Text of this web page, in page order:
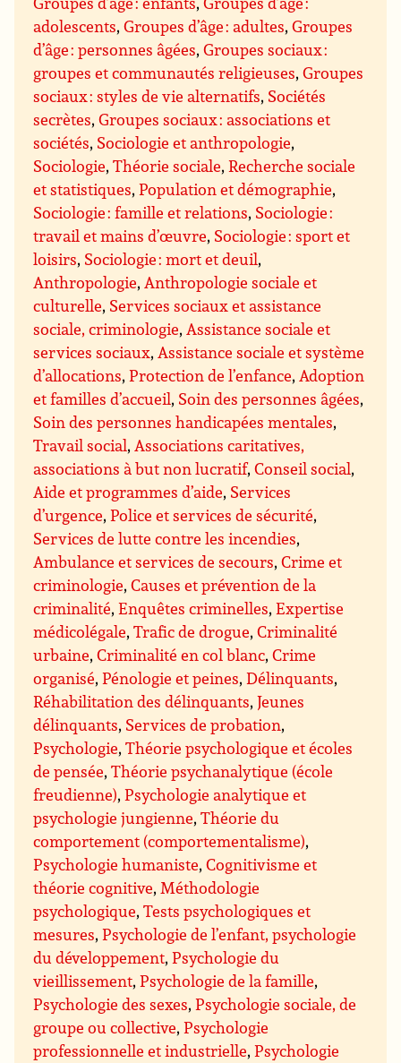
adolescents,Groupes d’âge : adultes,Groupes
d’âge : personnes âgées,Groupes sociaux :
groupes et communautés religieuses,Groupes
sociaux : styles de vie alternatifs, Sociétés
secrètes,Groupes sociaux : associations et
sociétés, Sociologie et anthropologie,
Sociologie,Théorie sociale,Recherche sociale
et statistiques,Population et démographie,
Sociologie : famille et relations, Sociologie :
travail et mains d’œuvre, Sociologie : sport et
loisirs, Sociologie : mort et deuil,
Anthropologie,Anthropologie sociale et
culturelle, Services sociaux et assistance
sociale, criminologie,Assistance sociale et
services sociaux,Assistance sociale et système
d’allocations,Protection de l’enfance,Adoption
et familles d’accueil, Soin des personnes âgées,
Soin des personnes handicapées mentales,
Travail social,Associations caritatives,
associations à but non lucratif,Conseil social,
Aide et programmes d’aide, Services
d’urgence,Police et services de sécurité,
Services de lutte contre les incendies,
Ambulance et services de secours,Crime et
criminologie,Causes et prévention de la
criminalité,Enquêtes criminelles,Expertise
médicolégale,Trafic de drogue,Criminalité
urbaine,Criminalité en col blanc,Crime
organisé,Pénologie et peines,Délinquants,
Réhabilitation des délinquants,Jeunes
délinquants, Services de probation,
Psychologie,Théorie psychologique et écoles
de pensée,Théorie psychanalytique (école
freudienne),Psychologie analytique et
psychologie jungienne,Théorie du
comportement (comportementalisme),
Psychologie humaniste,Cognitivisme et
théorie cognitive,Méthodologie
psychologique,Tests psychologiques et
mesures,Psychologie de l’enfant, psychologie
du développement,Psychologie du
vieillissement,Psychologie de la famille,
Psychologie des sexes,Psychologie sociale, de
groupe ou collective,Psychologie
professionnelle et industrielle,Psychologie